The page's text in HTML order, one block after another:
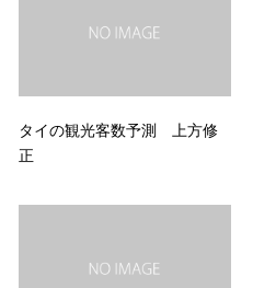
タイの観光客数予測 上方修
正